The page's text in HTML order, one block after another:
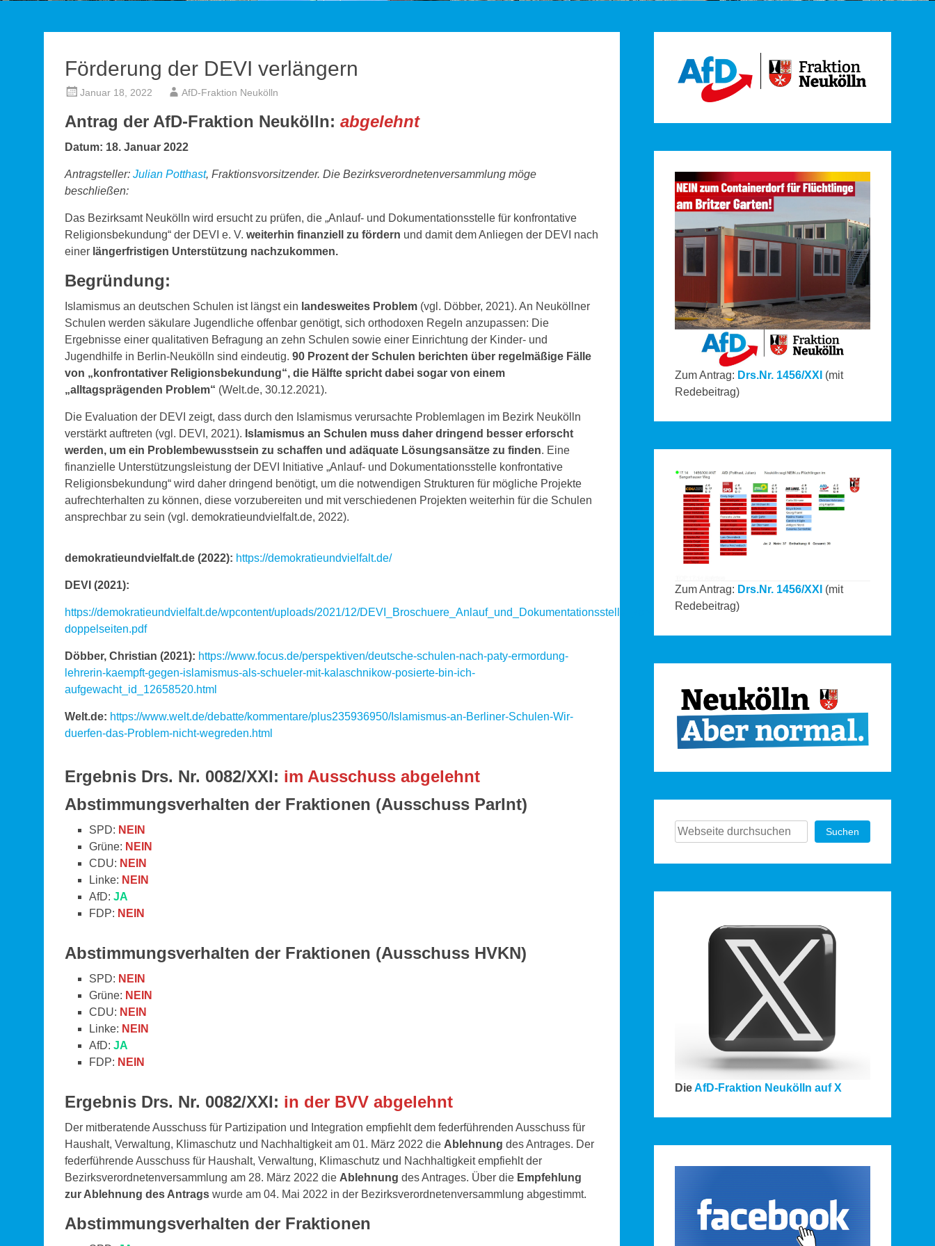
Förderung der DEVI verlängern
Januar 18, 2022 AfD-Fraktion Neukölln
Antrag der AfD-Fraktion Neukölln: abgelehnt
Datum: 18. Januar 2022
Antragsteller: Julian Potthast, Fraktionsvorsitzender. Die Bezirksverordnetenversammlung möge
beschließen:
Das Bezirksamt Neukölln wird ersucht zu prüfen, die „Anlauf- und Dokumentationsstelle für konfrontative
Religionsbekundung“ der DEVI e. V. weiterhin finanziell zu fördern und damit dem Anliegen der DEVI nach
einer längerfristigen Unterstützung nachzukommen.
Begründung:
Islamismus an deutschen Schulen ist längst ein landesweites Problem (vgl. Döbber, 2021). An Neuköllner
Schulen werden säkulare Jugendliche offenbar genötigt, sich orthodoxen Regeln anzupassen: Die
Ergebnisse einer qualitativen Befragung an zehn Schulen sowie einer Einrichtung der Kinder- und
Jugendhilfe in Berlin-Neukölln sind eindeutig. 90 Prozent der Schulen berichten über regelmäßige Fälle
von „konfrontativer Religionsbekundung“, die Hälfte spricht dabei sogar von einem
„alltagsprägenden Problem“ (Welt.de, 30.12.2021).
Die Evaluation der DEVI zeigt, dass durch den Islamismus verursachte Problemlagen im Bezirk Neukölln
verstärkt auftreten (vgl. DEVI, 2021). Islamismus an Schulen muss daher dringend besser erforscht
werden, um ein Problembewusstsein zu schaffen und adäquate Lösungsansätze zu finden. Eine
finanzielle Unterstützungsleistung der DEVI Initiative „Anlauf- und Dokumentationsstelle konfrontative
Religionsbekundung“ wird daher dringend benötigt, um die notwendigen Strukturen für mögliche Projekte
aufrechterhalten zu können, diese vorzubereiten und mit verschiedenen Projekten weiterhin für die Schulen
ansprechbar zu sein (vgl. demokratieundvielfalt.de, 2022).
demokratieundvielfalt.de (2022): https://demokratieundvielfalt.de/
DEVI (2021):
https://demokratieundvielfalt.de/wpcontent/uploads/2021/12/DEVI_Broschuere_Anlauf_und_Dokumentationsstelle_konfrontative_Religionsbekundung_A4_ICv2_03c-
doppelseiten.pdf
Döbber, Christian (2021): https://www.focus.de/perspektiven/deutsche-schulen-nach-paty-ermordung-
lehrerin-kaempft-gegen-islamismus-als-schueler-mit-kalaschnikow-posierte-bin-ich-
aufgewacht_id_12658520.html
Welt.de: https://www.welt.de/debatte/kommentare/plus235936950/Islamismus-an-Berliner-Schulen-Wir-
duerfen-das-Problem-nicht-wegreden.html
Ergebnis Drs. Nr. 0082/XXI: im Ausschuss abgelehnt
Abstimmungsverhalten der Fraktionen (Ausschuss ParInt)
SPD: NEIN
Grüne: NEIN
CDU: NEIN
Linke: NEIN
AfD: JA
FDP: NEIN
Abstimmungsverhalten der Fraktionen (Ausschuss HVKN)
SPD: NEIN
Grüne: NEIN
CDU: NEIN
Linke: NEIN
AfD: JA
FDP: NEIN
Ergebnis Drs. Nr. 0082/XXI: in der BVV abgelehnt
Der mitberatende Ausschuss für Partizipation und Integration empfiehlt dem federführenden Ausschuss für
Haushalt, Verwaltung, Klimaschutz und Nachhaltigkeit am 01. März 2022 die Ablehnung des Antrages. Der
federführende Ausschuss für Haushalt, Verwaltung, Klimaschutz und Nachhaltigkeit empfiehlt der
Bezirksverordnetenversammlung am 28. März 2022 die Ablehnung des Antrages. Über die Empfehlung
zur Ablehnung des Antrags wurde am 04. Mai 2022 in der Bezirksverordnetenversammlung abgestimmt.
Abstimmungsverhalten der Fraktionen
Zum Antrag: Drs.Nr. 1456/XXI (mit
Redebeitrag)
Zum Antrag: Drs.Nr. 1456/XXI (mit
Redebeitrag)
Suchen Suchen
DieAfD-Fraktion Neukölln auf X